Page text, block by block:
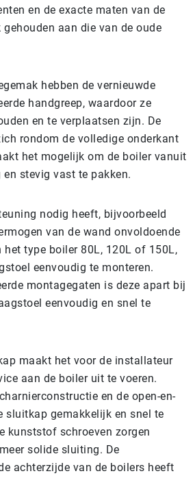
en de exacte maten van de
aan die van de oude
hebben de vernieuwde
handgreep, waardoor ze
en te verplaatsen zijn. De
rondom de volledige onderkant
het mogelijk om de boiler vanuit
stevig vast te pakken.
nodig heeft, bijvoorbeeld
van de wand onvoldoende
het type boiler 80L, 120L of 150L,
eenvoudig te monteren.
montagegaten is deze apart bij
eenvoudig en snel te
maakt het voor de installateur
aan de boiler uit te voeren.
en de open-en-
sluitkap gemakkelijk en snel te
kunststof schroeven zorgen
solide sluiting. De
achterzijde van de boilers heeft